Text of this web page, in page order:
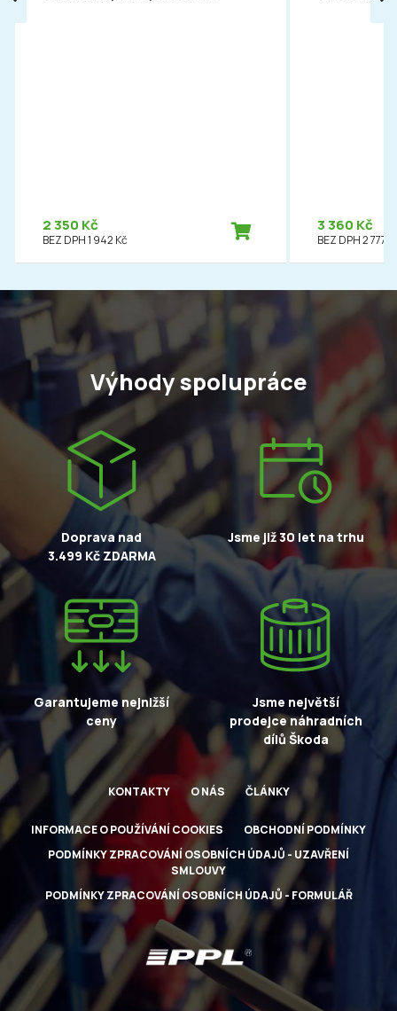
2 350 Kč
BEZ DPH 1 942 Kč
3 360 Kč
BEZ DPH 2 777
Výhody spolupráce
Doprava nad
3.499 Kč ZDARMA
Jsme již 30 let na trhu
Garantujeme nejnižší
ceny
Jsme největší
prodejce náhradních
dílů Škoda
KONTAKTY O NÁS ČLÁNKY
INFORMACE O POUŽÍVÁNÍ COOKIES
OBCHODNÍ PODMÍNKY
PODMÍNKY ZPRACOVÁNÍ OSOBNÍCH ÚDAJŮ - UZAVŘENÍ
SMLOUVY
PODMÍNKY ZPRACOVÁNÍ OSOBNÍCH ÚDAJŮ - FORMULÁŘ